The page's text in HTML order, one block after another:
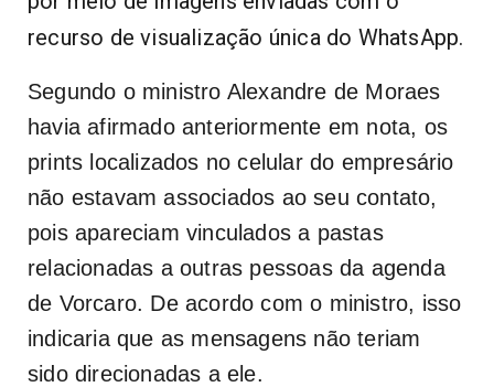
recurso de visualização única do WhatsApp.
Segundo o ministro Alexandre de Moraes
havia afirmado anteriormente em nota, os
prints localizados no celular do empresário
não estavam associados ao seu contato,
pois apareciam vinculados a pastas
relacionadas a outras pessoas da agenda
de Vorcaro. De acordo com o ministro, isso
indicaria que as mensagens não teriam
sido direcionadas a ele.